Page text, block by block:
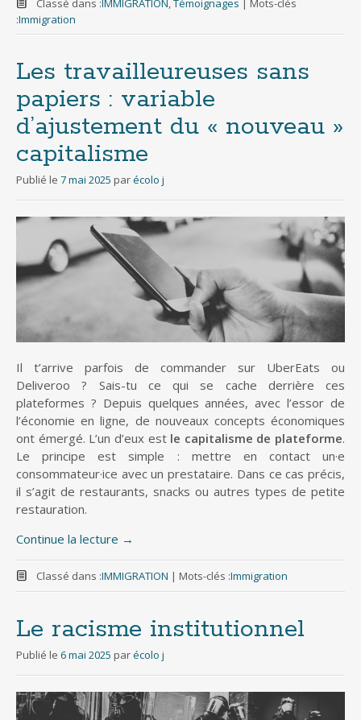
:Immigration
Les travailleureuses sans
papiers : variable
d’ajustement du « nouveau »
capitalisme
Publié le 7 mai 2025 parécolo j
Il t’arrive parfois de commander sur UberEats ou
Deliveroo ? Sais-tu ce qui se cache derrière ces
plateformes ? Depuis quelques années, avec l’essor de
l’économie en ligne, de nouveaux concepts économiques
ont émergé. L’un d’eux estle capitalisme de plateforme.
Le principe est simple : mettre en contact un·e
consommateur·ice avec un prestataire. Dans ce cas précis,
il s’agit de restaurants, snacks ou autres types de petite
restauration.
Continue la lecture →
Classé dans :IMMIGRATION | Mots-clés :Immigration
Le racisme institutionnel
Publié le 6 mai 2025 parécolo j